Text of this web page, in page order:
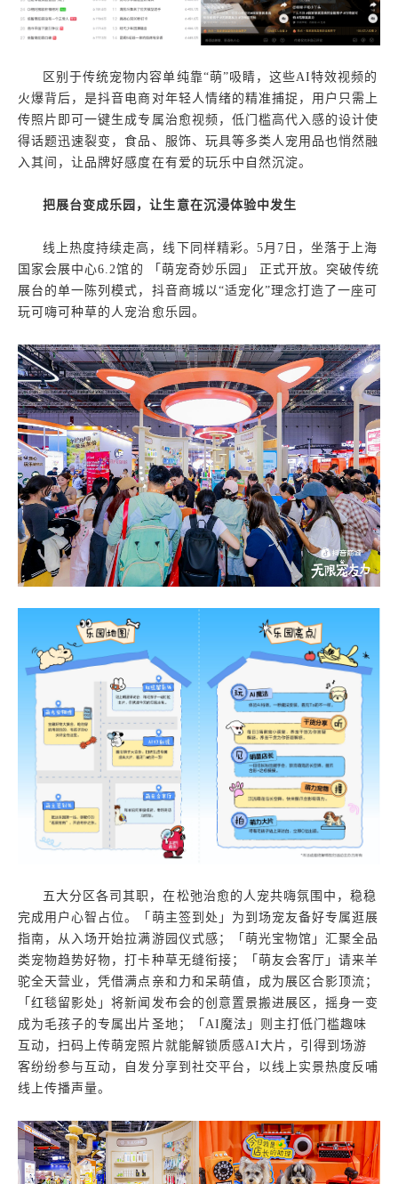
区别于传统宠物内容单纯靠“萌”吸睛，这些AI特效视频的
火爆背后，是抖音电商对年轻人情绪的精准捕捉，用户只需上
传照片即可一键生成专属治愈视频，低门槛高代入感的设计使
得话题迅速裂变，食品、服饰、玩具等多类人宠用品也悄然融
入其间，让品牌好感度在有爱的玩乐中自然沉淀。
把展台变成乐园，让生意在沉浸体验中发生
线上热度持续走高，线下同样精彩。5月7日，坐落于上海
国家会展中心6.2馆的 「萌宠奇妙乐园」 正式开放。突破传统
展台的单一陈列模式，抖音商城以“适宠化”理念打造了一座可
玩可嗨可种草的人宠治愈乐园。
五大分区各司其职，在松弛治愈的人宠共嗨氛围中，稳稳
完成用户心智占位。「萌主签到处」为到场宠友备好专属逛展
指南，从入场开始拉满游园仪式感；「萌光宝物馆」汇聚全品
类宠物趋势好物，打卡种草无缝衔接；「萌友会客厅」请来羊
驼全天营业，凭借满点亲和力和呆萌值，成为展区合影顶流；
「红毯留影处」将新闻发布会的创意置景搬进展区，摇身一变
成为毛孩子的专属出片圣地；「AI魔法」则主打低门槛趣味
互动，扫码上传萌宠照片就能解锁质感AI大片，引得到场游
客纷纷参与互动，自发分享到社交平台，以线上实景热度反哺
线上传播声量。